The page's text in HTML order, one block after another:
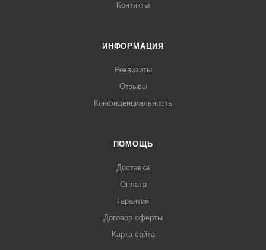
Контакты
ИНФОРМАЦИЯ
Реквизиты
Отзывы
Конфиденциальность
ПОМОЩЬ
Доставка
Оплата
Гарантия
Договор оферты
Карта сайта